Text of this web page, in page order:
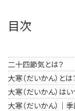
目次
二十四節気とは？
大寒（だいかん）とは
大寒（だいかん）は
大寒（だいかん）｜